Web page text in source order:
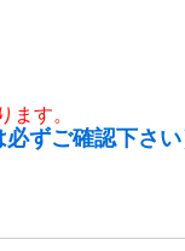
ます。
ずご確認下さい